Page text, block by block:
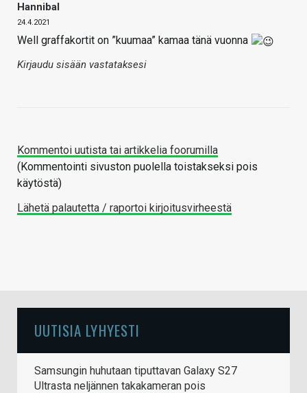
Hannibal
24.4.2021
Well graffakortit on ”kuumaa” kamaa tänä vuonna
Kirjaudu sisään vastataksesi
Kommentoi uutista tai artikkelia foorumilla
(Kommentointi sivuston puolella toistakseksi pois
käytöstä)
Lähetä palautetta / raportoi kirjoitusvirheestä
UUTISIA LYHYESTI
Samsungin huhutaan tiputtavan Galaxy S27
Ultrasta neljännen takakameran pois